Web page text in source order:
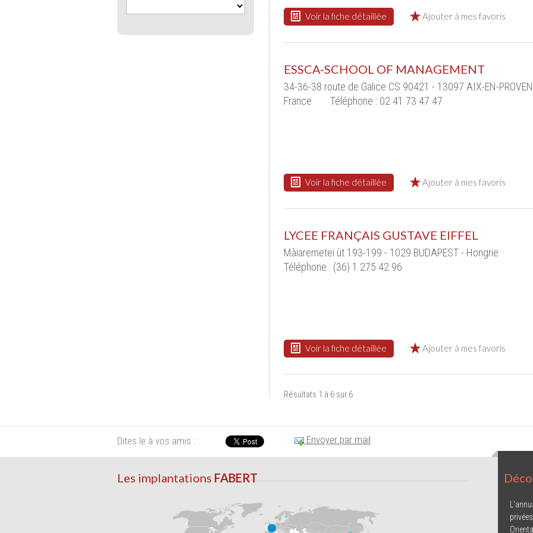
Voir la fiche détaillée Ajouter à mes favoris
ESSCA-SCHOOL OF MANAGEMENT
34-36-38 route de Galice CS 90421 - 13097 AIX-EN-
France
Téléphone : 02 41 73 47 47
Voir la fiche détaillée Ajouter à mes favoris
LYCEE FRANÇAIS GUSTAVE EIFFEL
Màiaremetei ùt 193-199 - 1029 BUDAPEST - Hongrie
Téléphone : (36) 1 275 42 96
Voir la fiche détaillée Ajouter à mes favoris
Résultats 1 à 6 sur 6
Dites le à vos amis : Envoyer par mail
Les implantations FABERT
privées